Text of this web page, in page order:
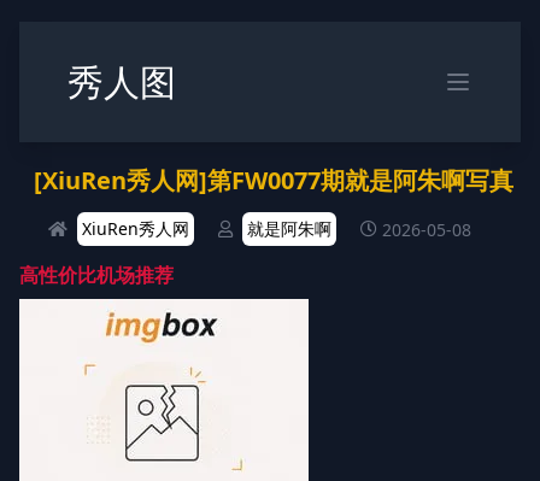
秀人图
[XiuRen秀人网]第FW0077期就是阿朱啊写真
XiuRen秀人网 就是阿朱啊 2026-05-08
高性价比机场推荐